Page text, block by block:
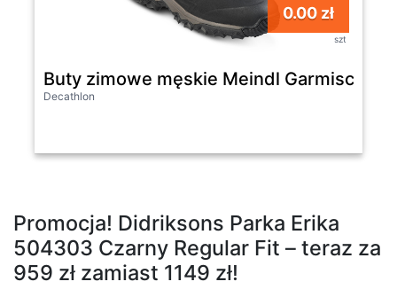
0.00 zł
szt
Buty zimowe męskie Meindl Garmisch II
Decathlon
Promocja! Didriksons Parka Erika
504303 Czarny Regular Fit – teraz za
959 zł zamiast 1149 zł!